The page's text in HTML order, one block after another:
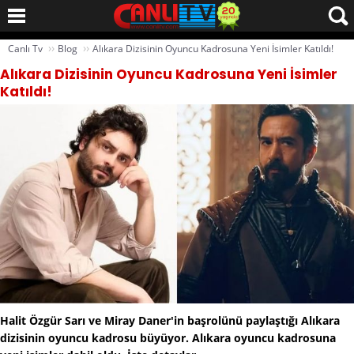
Canlı Tv ›› Blog ›› Alıkara Dizisinin Oyuncu Kadrosuna Yeni İsimler Katıldı!
Alıkara Dizisinin Oyuncu Kadrosuna Yeni İsimler
Katıldı!
Halit Özgür Sarı ve Miray Daner'in başrolünü paylaştığı Alıkara
dizisinin oyuncu kadrosu büyüyor. Alıkara oyuncu kadrosuna